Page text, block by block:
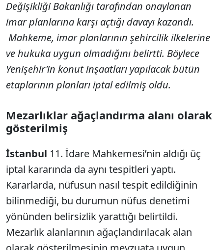
Değişikliği Bakanlığı tarafından onaylanan
imar planlarına karşı açtığı davayı kazandı.
Mahkeme, imar planlarının şehircilik ilkelerine
ve hukuka uygun olmadığını belirtti. Böylece
Yenişehir’in konut inşaatları yapılacak bütün
etaplarının planları iptal edilmiş oldu.
Mezarlıklar ağaçlandırma alanı olarak
gösterilmiş
İstanbul 11. İdare Mahkemesi’nin aldığı üç
iptal kararında da aynı tespitleri yaptı.
Kararlarda, nüfusun nasıl tespit edildiğinin
bilinmediği, bu durumun nüfus denetimi
yönünden belirsizlik yarattığı belirtildi.
Mezarlık alanlarının ağaçlandırılacak alan